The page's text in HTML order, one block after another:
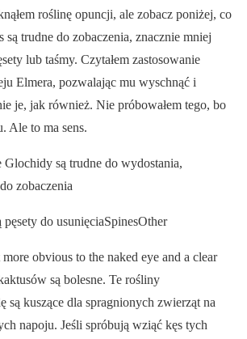
roślinę opuncji, ale zobacz poniżej, co
są trudne do zobaczenia, znacznie mniej
lub taśmy. Czytałem zastosowanie
Elmera, pozwalając mu wyschnąć i
je, jak również. Nie próbowałem tego, bo
Ale to ma sens.
Glochidy są trudne do wydostania,
zobaczenia
do usunięciaSpinesOther
obvious to the naked eye and a clear
są bolesne. Te rośliny
są kuszące dla spragnionych zwierząt na
napoju. Jeśli spróbują wziąć kęs tych